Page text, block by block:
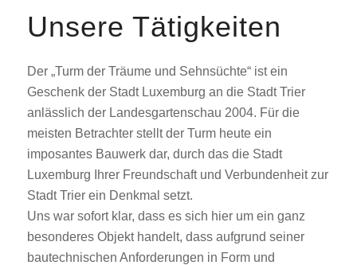
Unsere Tätigkeiten
Der „Turm der Träume und Sehnsüchte“ ist ein
Geschenk der Stadt Luxemburg an die Stadt Trier
anlässlich der Landesgartenschau 2004. Für die
meisten Betrachter stellt der Turm heute ein
imposantes Bauwerk dar, durch das die Stadt
Luxemburg Ihrer Freundschaft und Verbundenheit zur
Stadt Trier ein Denkmal setzt.
Uns war sofort klar, dass es sich hier um ein ganz
besonderes Objekt handelt, dass aufgrund seiner
bautechnischen Anforderungen in Form und